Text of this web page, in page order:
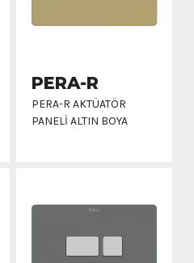
PERA-R
PERA-R AKTÜATÖR
PANELİ ALTIN BOYA